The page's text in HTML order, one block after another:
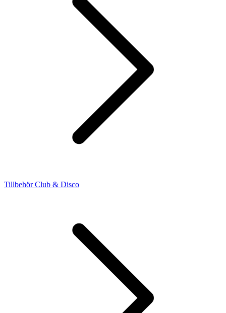
Tillbehör Club & Disco